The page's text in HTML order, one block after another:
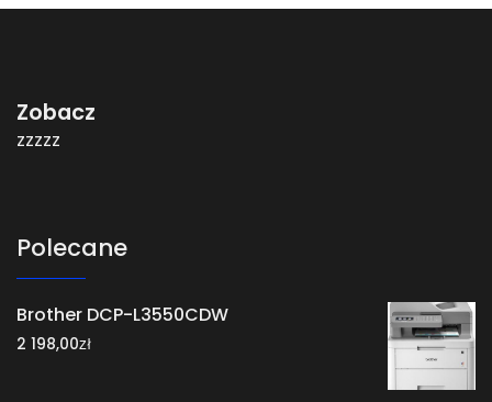
Zobacz
zzzzz
Polecane
Brother DCP-L3550CDW
2 198,00zł